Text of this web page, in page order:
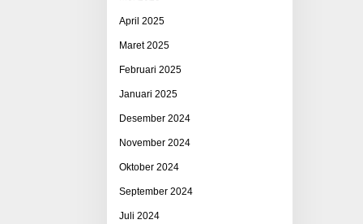
April 2025
Maret 2025
Februari 2025
Januari 2025
Desember 2024
November 2024
Oktober 2024
September 2024
Juli 2024